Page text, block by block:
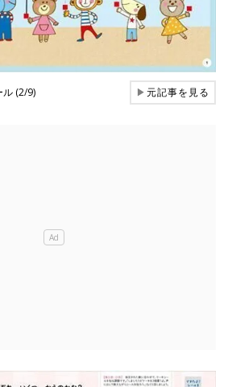
ル (2/9) ▶元記事を見る